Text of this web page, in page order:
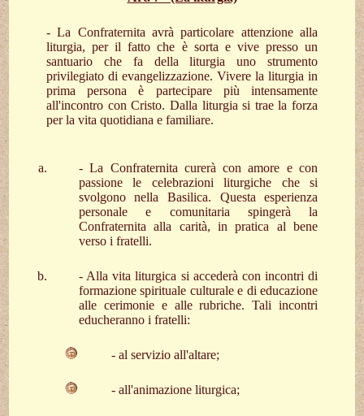
- La Confraternita avrà particolare attenzione alla
liturgia, per il fatto che è sorta e vive presso un
santuario che fa della liturgia uno strumento
privilegiato di evangelizzazione. Vivere la liturgia in
prima persona è partecipare più intensamente
all'incontro con Cristo. Dalla liturgia si trae la forza
per la vita quotidiana e familiare.
- La Confraternita curerà con amore e con
passione le celebrazioni liturgiche che si
svolgono nella Basilica. Questa esperienza
personale e comunitaria spingerà la
Confraternita alla carità, in pratica al bene
verso i fratelli.
- Alla vita liturgica si accederà con incontri di
formazione spirituale culturale e di educazione
alle cerimonie e alle rubriche. Tali incontri
educheranno i fratelli:
- al servizio all'altare;
- all'animazione liturgica;